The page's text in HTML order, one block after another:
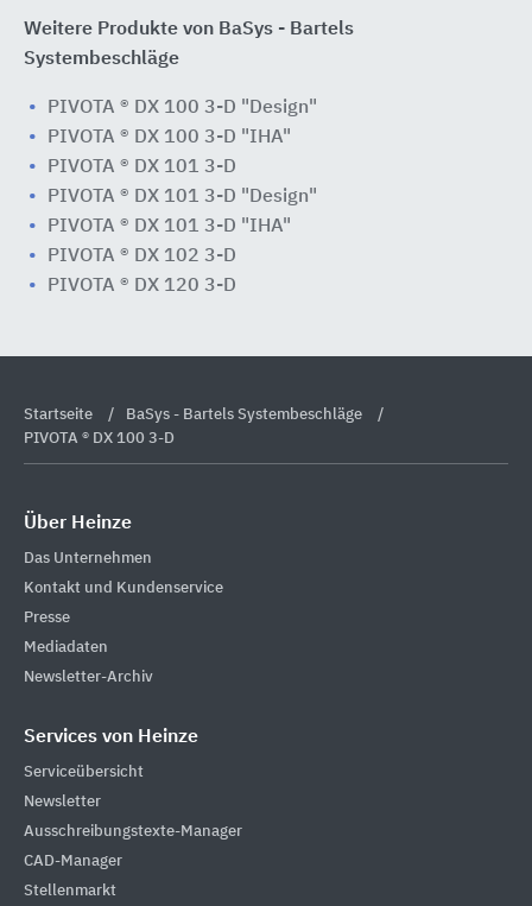
Weitere Produkte von BaSys - Bartels
Systembeschläge
PIVOTA ® DX 100 3-D "Design"
PIVOTA ® DX 100 3-D "IHA"
PIVOTA ® DX 101 3-D
PIVOTA ® DX 101 3-D "Design"
PIVOTA ® DX 101 3-D "IHA"
PIVOTA ® DX 102 3-D
PIVOTA ® DX 120 3-D
Startseite
BaSys - Bartels Systembeschläge
PIVOTA ® DX 100 3-D
Über Heinze
Das Unternehmen
Kontakt und Kundenservice
Presse
Mediadaten
Newsletter-Archiv
Services von Heinze
Serviceübersicht
Newsletter
Ausschreibungstexte-Manager
CAD-Manager
Stellenmarkt